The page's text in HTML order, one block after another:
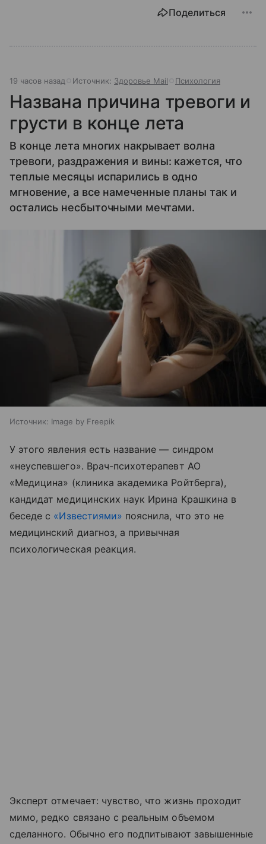
Поделиться
19 часов назад Источник: Здоровье Mail Психология
Названа причина тревоги и
грусти в конце лета
В конце лета многих накрывает волна
тревоги, раздражения и вины: кажется, что
теплые месяцы испарились в одно
мгновение, а все намеченные планы так и
остались несбыточными мечтами.
Источник: Image by Freepik
У этого явления есть название — синдром
«неуспевшего». Врач-психотерапевт АО
«Медицина» (клиника академика Ройтберга),
кандидат медицинских наук Ирина Крашкина в
беседе с «Известиями» пояснила, что это не
медицинский диагноз, а привычная
психологическая реакция.
Эксперт отмечает: чувство, что жизнь проходит
мимо, редко связано с реальным объемом
сделанного. Обычно его подпитывают завышенные